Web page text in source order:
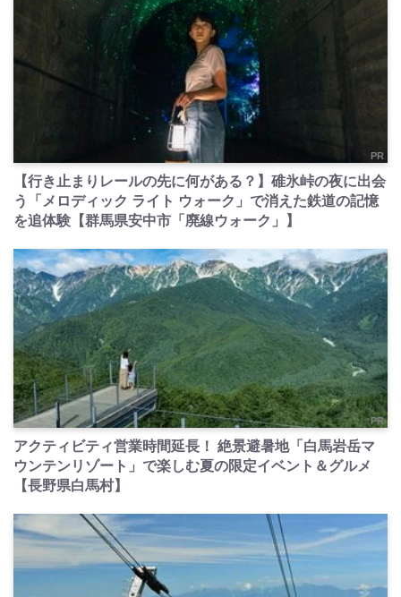
PR
【行き止まりレールの先に何がある？】碓氷峠の夜に出会
う「メロディック ライト ウォーク」で消えた鉄道の記憶
を追体験【群馬県安中市「廃線ウォーク」】
PR
アクティビティ営業時間延長！ 絶景避暑地「白馬岩岳マ
ウンテンリゾート」で楽しむ夏の限定イベント＆グルメ
【長野県白馬村】